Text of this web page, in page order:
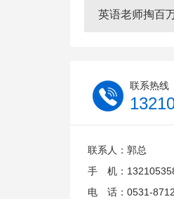
联系热线
联系人：郭总
手 机：
电 话：0531-